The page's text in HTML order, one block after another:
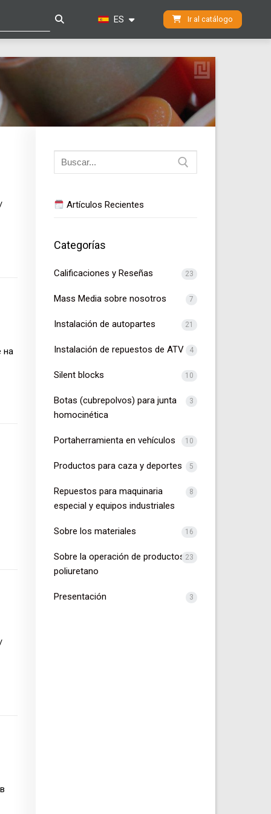
ES Ir al catálogo
на
Buscar:
Artículos Recientes
Categorías
Calificaciones y Reseñas 23
Mass Media sobre nosotros 7
Instalación de autopartes 21
Instalación de repuestos de ATV 4
Silent blocks 10
Botas (cubrepolvos) para junta
homocinética
3
Portaherramienta en vehículos 10
Productos para caza y deportes 5
Repuestos para maquinaria
especial y equipos industriales
8
Sobre los materiales 16
Sobre la operación de productos de
poliuretano
23
Presentación 3